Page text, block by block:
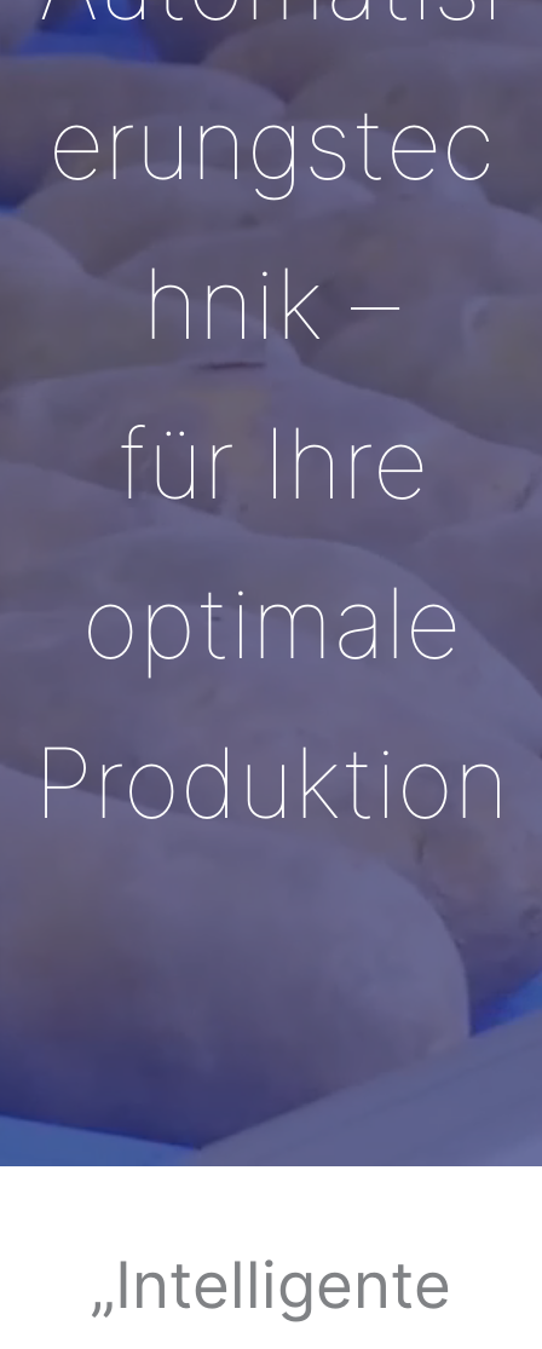
erungstec
hnik –
für Ihre
optimale
Produktion
„Intelligente